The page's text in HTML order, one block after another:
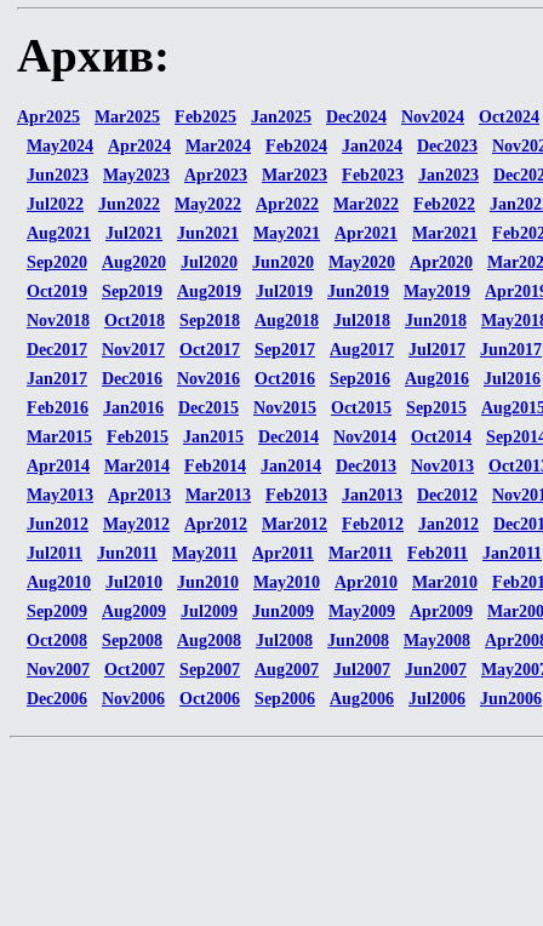
Архив:
Apr2025 Mar2025 Feb2025 Jan2025 Dec2024 Nov2024
Oct2024
May2024
Apr2024 Mar2024 Feb2024 Jan2024 Dec2023
Jun2023
May2023 Apr2023 Mar2023 Feb2023 Jan2023
Jul2022
Jun2022 May2022 Apr2022 Mar2022 Feb2022
Aug2021
Jul2021 Jun2021 May2021 Apr2021 Mar2021
Sep2020
Aug2020 Jul2020 Jun2020 May2020 Apr2020
Oct2019
Sep2019 Aug2019 Jul2019 Jun2019 May2019
Nov2018
Oct2018 Sep2018 Aug2018 Jul2018 Jun2018
Dec2017
Nov2017 Oct2017 Sep2017 Aug2017 Jul2017
Jun2017
Jan2017
Dec2016 Nov2016 Oct2016 Sep2016 Aug2016
Jul2016
Feb2016
Jan2016 Dec2015 Nov2015 Oct2015 Sep2015
Mar2015
Feb2015 Jan2015 Dec2014 Nov2014 Oct2014
Apr2014
Mar2014 Feb2014 Jan2014 Dec2013 Nov2013
May2013
Apr2013 Mar2013 Feb2013 Jan2013 Dec2012
Jun2012
May2012 Apr2012 Mar2012 Feb2012 Jan2012
Jul2011
Jun2011 May2011 Apr2011 Mar2011 Feb2011
Jan2011
Aug2010
Jul2010 Jun2010 May2010 Apr2010 Mar2010
Sep2009
Aug2009 Jul2009 Jun2009 May2009 Apr2009
Oct2008
Sep2008 Aug2008 Jul2008 Jun2008 May2008
Nov2007
Oct2007 Sep2007 Aug2007 Jul2007 Jun2007
Dec2006
Nov2006 Oct2006 Sep2006 Aug2006 Jul2006 Jun2006